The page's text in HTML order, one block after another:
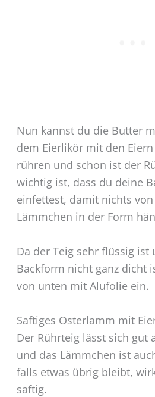
Nun kannst du die Butter
dem Eierlikör mit den
rühren und schon ist der
wichtig ist, dass du deine
einfettest, damit nichts
Lämmchen in der Form
Da der Teig sehr flüssig ist
Backform nicht ganz dicht
von unten mit Alufolie ein.
Saftiges Osterlamm mit
Der Rührteig lässt sich gut
und das Lämmchen ist
falls etwas übrig bleibt,
saftig.